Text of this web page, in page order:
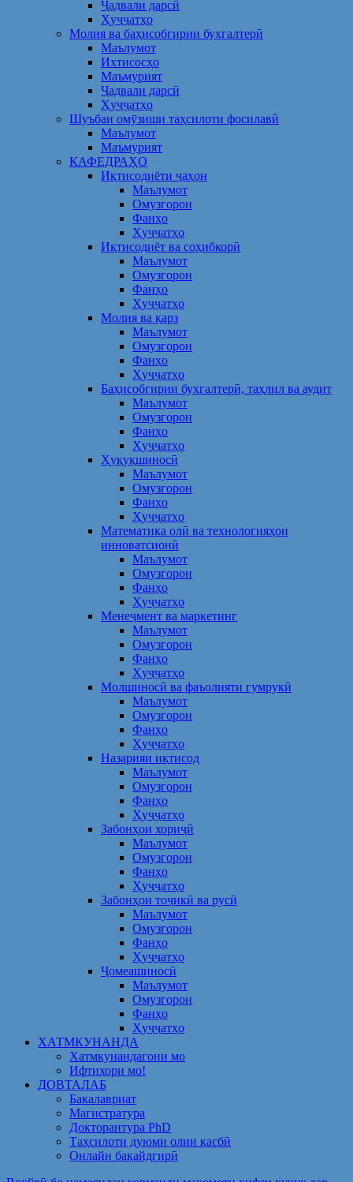
Ҷадвали дарсӣ
Ҳуҷҷатҳо
Молия ва баҳисобгирии бухгалтерӣ
Маълумот
Ихтисосҳо
Маъмурият
Ҷадвали дарсӣ
Ҳуҷҷатҳо
Шуъбаи омӯзиши таҳсилоти фосилавӣ
Маълумот
Маъмурият
КАФЕДРАҲО
Иқтисодиёти ҷаҳон
Маълумот
Омузгорон
Фанҳо
Ҳуҷҷатҳо
Иқтисодиёт ва соҳибкорӣ
Маълумот
Омузгорон
Фанҳо
Ҳуҷҷатҳо
Молия ва қарз
Маълумот
Омузгорон
Фанҳо
Ҳуҷҷатҳо
Баҳисобгирии бухгалтерӣ, таҳлил ва аудит
Маълумот
Омузгорон
Фанҳо
Ҳуҷҷатҳо
Ҳуқуқшиносӣ
Маълумот
Омузгорон
Фанҳо
Ҳуҷҷатҳо
Математика олӣ ва технологияҳои
инноватсионӣ
Маълумот
Омузгорон
Фанҳо
Ҳуҷҷатҳо
Менеҷмент ва маркетинг
Маълумот
Омузгорон
Фанҳо
Ҳуҷҷатҳо
Молшиносӣ ва фаъолияти гумрукӣ
Маълумот
Омузгорон
Фанҳо
Ҳуҷҷатҳо
Назарияи иқтисод
Маълумот
Омузгорон
Фанҳо
Ҳуҷҷатҳо
Забонҳои хориҷӣ
Маълумот
Омузгорон
Фанҳо
Ҳуҷҷатҳо
Забонҳои тоҷикӣ ва русӣ
Маълумот
Омузгорон
Фанҳо
Ҳуҷҷатҳо
Ҷомеашиносӣ
Маълумот
Омузгорон
Фанҳо
Ҳуҷҷатҳо
ХАТМКУНАНДА
Хатмкунандагони мо
Ифтихори мо!
ДОВТАЛАБ
Бакалавриат
Магистратура
Докторантура PhD
Таҳсилоти дуюми олии касбӣ
Онлайн бақайдгирӣ